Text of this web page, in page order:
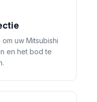
uw Mitsubishi
en het bod te